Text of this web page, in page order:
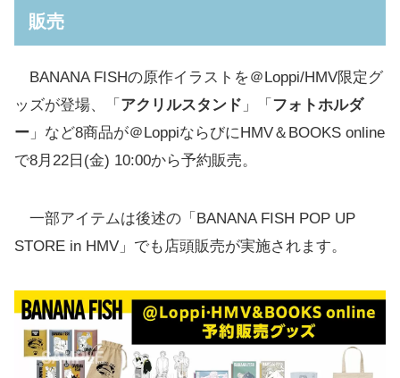
販売
BANANA FISHの原作イラストを＠Loppi/HMV限定グ
ッズが登場、「 アクリルスタンド 」「 フォトホルダ
ー 」など8商品が＠LoppiならびにHMV＆BOOKS online
で8月22日(金) 10:00から予約販売。
一部アイテムは後述の「BANANA FISH POP UP
STORE in HMV」でも店頭販売が実施されます。